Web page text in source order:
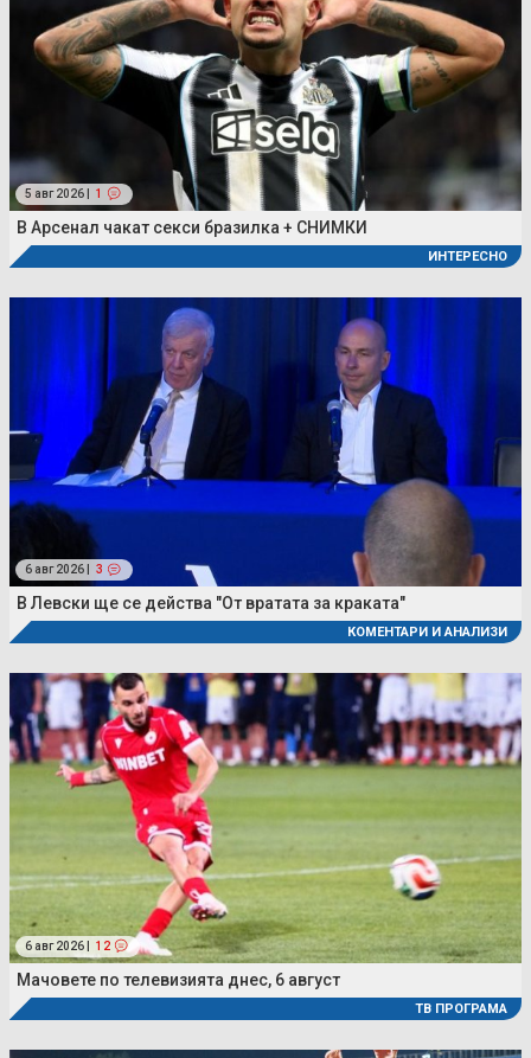
5 авг 2026 | 1
В Арсенал чакат секси бразилка + СНИМКИ
ИНТЕРЕСНО
6 авг 2026 | 3
В Левски ще се действа "От вратата за краката"
КОМЕНТАРИ И АНАЛИЗИ
6 авг 2026 | 12
Мачовете по телевизията днес, 6 август
ТВ ПРОГРАМА